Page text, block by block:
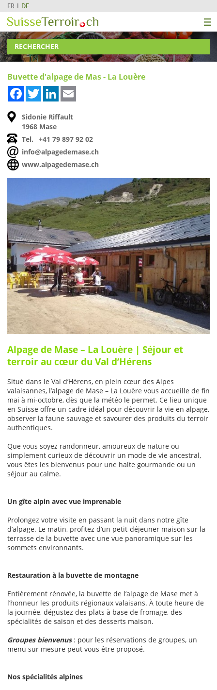
FR DE
RECHERCHER
Buvette d'alpage de Mas - La Louère
FacebookTwitterLinkedIn
Sidonie Riffault
1968 Mase
Tel.
+41 79 897 92 02
info@alpagedemase.ch
www.alpagedemase.ch
Alpage de Mase – La Louère | Séjour et
terroir au cœur du Val d’Hérens
Situé dans le Val d’Hérens, en plein cœur des Alpes
valaisannes, l’alpage de Mase – La Louère vous accueille de fin
mai à mi-octobre, dès que la météo le permet. Ce lieu unique
en Suisse offre un cadre idéal pour découvrir la vie en alpage,
observer la faune sauvage et savourer des produits du terroir
authentiques.
Que vous soyez randonneur, amoureux de nature ou
simplement curieux de découvrir un mode de vie ancestral,
vous êtes les bienvenus pour une halte gourmande ou un
séjour au calme.
Un gîte alpin avec vue imprenable
Prolongez votre visite en passant la nuit dans notre gîte
d’alpage. Le matin, profitez d’un petit-déjeuner maison sur la
terrasse de la buvette avec une vue panoramique sur les
sommets environnants.
Restauration à la buvette de montagne
Entièrement rénovée, la buvette de l’alpage de Mase met à
l’honneur les produits régionaux valaisans. À toute heure de
la journée, dégustez des plats à base de fromage, des
spécialités de saison et des desserts maison.
Groupes bienvenus: pour les réservations de groupes, un
menu sur mesure peut vous être proposé.
Nos spécialités alpines